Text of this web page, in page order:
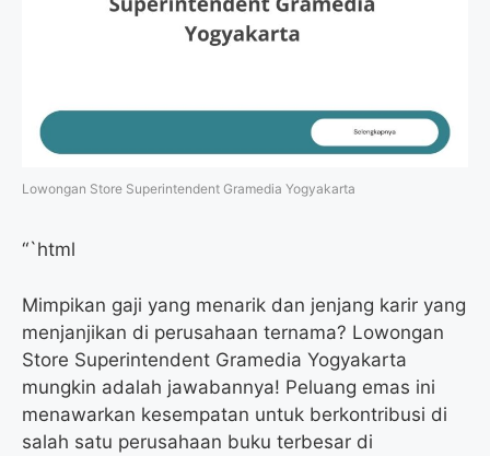
Lowongan Store Superintendent Gramedia Yogyakarta
“`html
Mimpikan gaji yang menarik dan jenjang karir yang
menjanjikan di perusahaan ternama? Lowongan
Store Superintendent Gramedia Yogyakarta
mungkin adalah jawabannya! Peluang emas ini
menawarkan kesempatan untuk berkontribusi di
salah satu perusahaan buku terbesar di